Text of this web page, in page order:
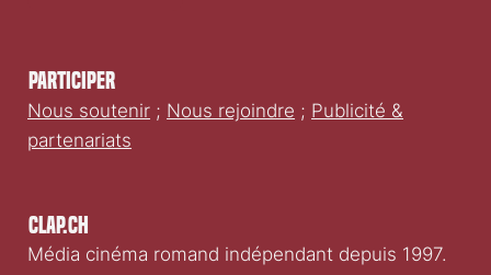
Clap.ch
Média cinéma romand indépendant depuis 1997.
Participer
Nous soutenir ; Nous rejoindre ; Publicité &
partenariats